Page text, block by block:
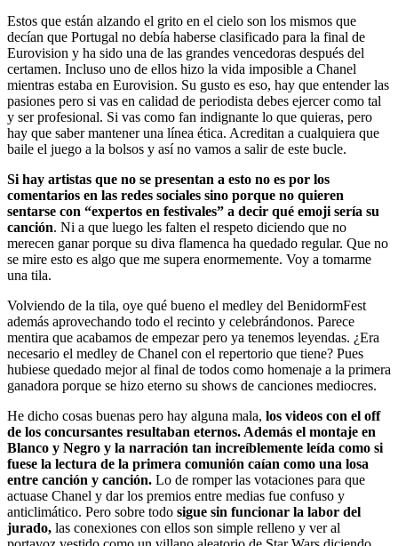
Estos que están alzando el grito en el cielo son los mismos que
decían que Portugal no debía haberse clasificado para la final de
Eurovision y ha sido una de las grandes vencedoras después del
certamen. Incluso uno de ellos hizo la vida imposible a Chanel
mientras estaba en Eurovision. Su gusto es eso, hay que entender las
pasiones pero si vas en calidad de periodista debes ejercer como tal
y ser profesional. Si vas como fan indignante lo que quieras, pero
hay que saber mantener una línea ética. Acreditan a cualquiera que
baile el juego a la bolsos y así no vamos a salir de este bucle.
Si hay artistas que no se presentan a esto no es por los
comentarios en las redes sociales sino porque no quieren
sentarse con “expertos en festivales” a decir qué emoji sería su
canción. Ni a que luego les falten el respeto diciendo que no
merecen ganar porque su diva flamenca ha quedado regular. Que no
se mire esto es algo que me supera enormemente. Voy a tomarme
una tila.
Volviendo de la tila, oye qué bueno el medley del BenidormFest
además aprovechando todo el recinto y celebrándonos. Parece
mentira que acabamos de empezar pero ya tenemos leyendas. ¿Era
necesario el medley de Chanel con el repertorio que tiene? Pues
hubiese quedado mejor al final de todos como homenaje a la primera
ganadora porque se hizo eterno su shows de canciones mediocres.
He dicho cosas buenas pero hay alguna mala, los videos con el off
de los concursantes resultaban eternos. Además el montaje en
Blanco y Negro y la narración tan increíblemente leída como si
fuese la lectura de la primera comunión caían como una losa
entre canción y canción. Lo de romper las votaciones para que
actuase Chanel y dar los premios entre medias fue confuso y
anticlimático. Pero sobre todo sigue sin funcionar la labor del
jurado, las conexiones con ellos son simple relleno y ver al